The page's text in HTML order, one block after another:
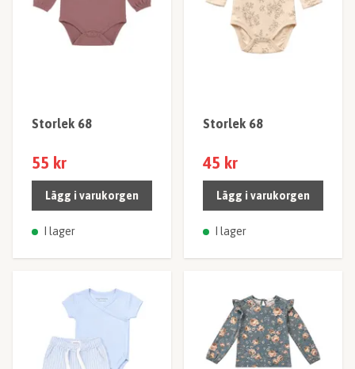
Storlek 68
55 kr
Lägg i varukorgen
I lager
Storlek 68
45 kr
Lägg i varukorgen
I lager